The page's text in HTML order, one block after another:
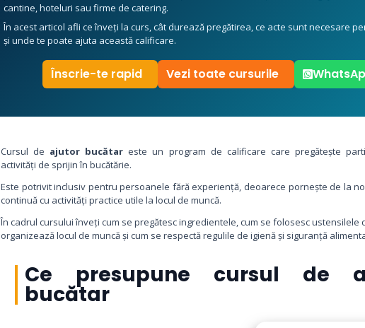
cantine, hoteluri sau firme de catering.
În acest articol afli ce înveți la curs, cât durează pregătirea, ce acte sunt necesare
și unde te poate ajuta această calificare.
Înscrie-te rapid Vezi toate cursurile
Cursul de ajutor bucătar este un program de calificare care pregătește
activități de sprijin în bucătărie.
Este potrivit inclusiv pentru persoanele fără experiență, deoarece pornește de la
continuă cu activități practice utile la locul de muncă.
În cadrul cursului înveți cum se pregătesc ingredientele, cum se folosesc ustensilele
organizează locul de muncă și cum se respectă regulile de igienă și siguranță
Ce presupune cursul de
bucătar